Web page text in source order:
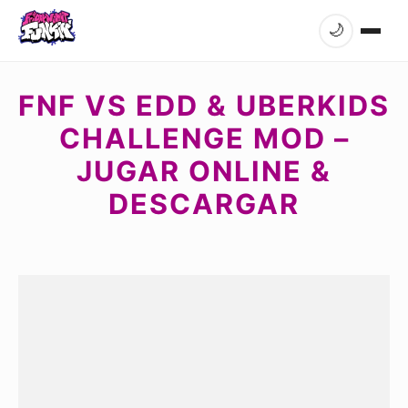
🌙
FNF VS EDD & UBERKIDS
CHALLENGE MOD –
JUGAR ONLINE &
DESCARGAR